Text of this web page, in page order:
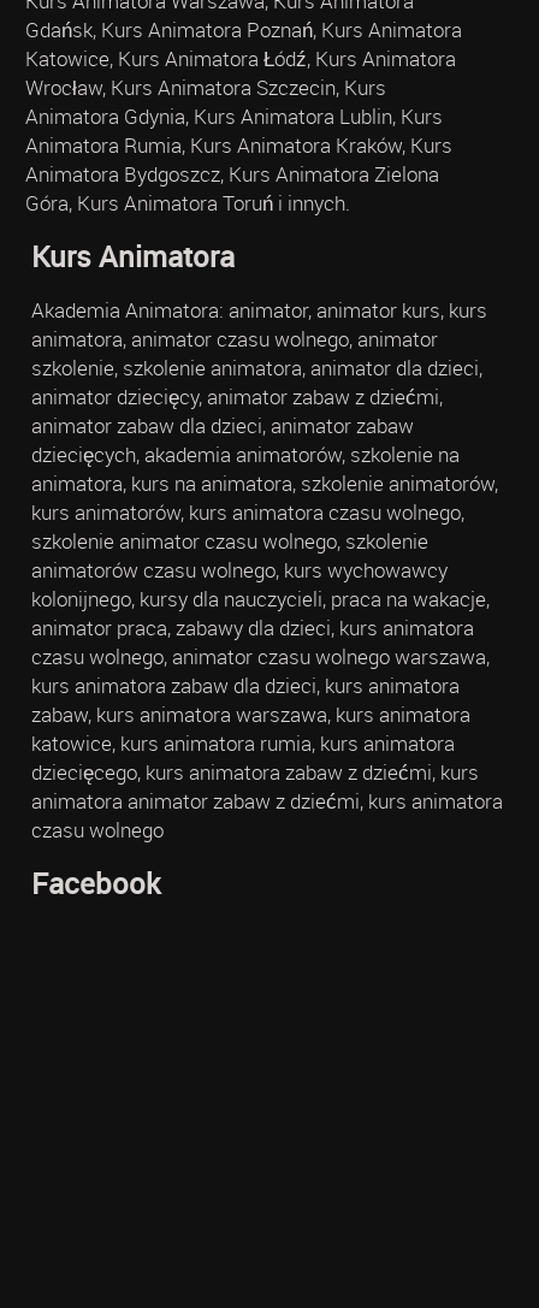
Gdańsk, Kurs Animatora Poznań, Kurs Animatora
Katowice, Kurs Animatora Łódź, Kurs Animatora
Wrocław, Kurs Animatora Szczecin, Kurs
Animatora Gdynia, Kurs Animatora Lublin, Kurs
Animatora Rumia, Kurs Animatora Kraków, Kurs
Animatora Bydgoszcz, Kurs Animatora Zielona
Góra, Kurs Animatora Toruń i innych.
Kurs Animatora
Akademia Animatora: animator, animator kurs, kurs
animatora, animator czasu wolnego, animator
szkolenie, szkolenie animatora, animator dla dzieci,
animator dziecięcy, animator zabaw z dziećmi,
animator zabaw dla dzieci, animator zabaw
dziecięcych, akademia animatorów, szkolenie na
animatora, kurs na animatora, szkolenie animatorów,
kurs animatorów, kurs animatora czasu wolnego,
szkolenie animator czasu wolnego, szkolenie
animatorów czasu wolnego, kurs wychowawcy
kolonijnego, kursy dla nauczycieli, praca na wakacje,
animator praca, zabawy dla dzieci, kurs animatora
czasu wolnego, animator czasu wolnego warszawa,
kurs animatora zabaw dla dzieci, kurs animatora
zabaw, kurs animatora warszawa, kurs animatora
katowice, kurs animatora rumia, kurs animatora
dziecięcego, kurs animatora zabaw z dziećmi, kurs
animatora animator zabaw z dziećmi, kurs animatora
czasu wolnego
Facebook